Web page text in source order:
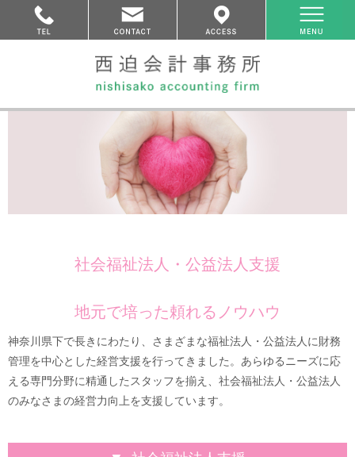
社会福祉法人・公益法人支援
地元で培った頼れるノウハウ
神奈川県下で長きにわたり、さまざまな福祉法人・公益法人に財務
管理を中心とした経営支援を行ってきました。あらゆるニーズに応
える専門分野に精通したスタッフを揃え、社会福祉法人・公益法人
のみなさまの経営力向上を支援しています。